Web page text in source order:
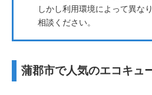
しかし利用環境によって異な
相談ください。
蒲郡市で人気のエコキュ